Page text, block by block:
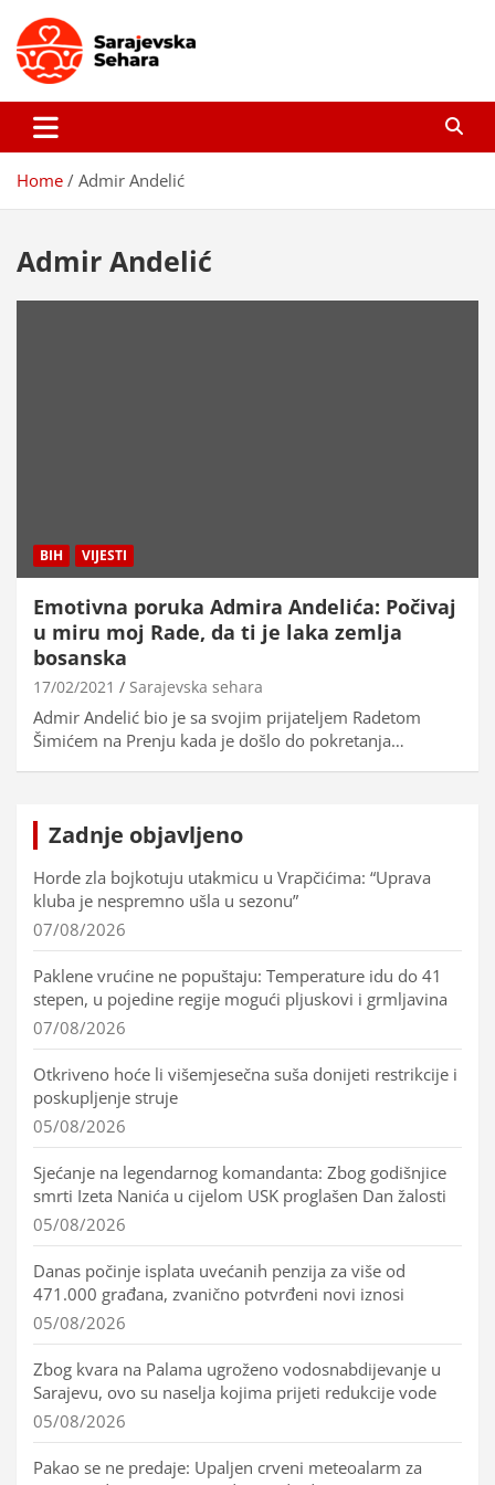
content
Sarajevska sehara
Home Admir Andelić
Admir Andelić
BIH VIJESTI
Emotivna poruka Admira Andelića: Počivaj
u miru moj Rade, da ti je laka zemlja
bosanska
17/02/2021 Sarajevska sehara
Admir Andelić bio je sa svojim prijateljem Radetom
Šimićem na Prenju kada je došlo do pokretanja…
Zadnje objavljeno
Horde zla bojkotuju utakmicu u Vrapčićima: “Uprava
kluba je nespremno ušla u sezonu”
07/08/2026
Paklene vrućine ne popuštaju: Temperature idu do 41
stepen, u pojedine regije mogući pljuskovi i grmljavina
07/08/2026
Otkriveno hoće li višemjesečna suša donijeti restrikcije i
poskupljenje struje
05/08/2026
Sjećanje na legendarnog komandanta: Zbog godišnjice
smrti Izeta Nanića u cijelom USK proglašen Dan žalosti
05/08/2026
Danas počinje isplata uvećanih penzija za više od
471.000 građana, zvanično potvrđeni novi iznosi
05/08/2026
Zbog kvara na Palama ugroženo vodosnabdijevanje u
Sarajevu, ovo su naselja kojima prijeti redukcije vode
05/08/2026
Pakao se ne predaje: Upaljen crveni meteoalarm za